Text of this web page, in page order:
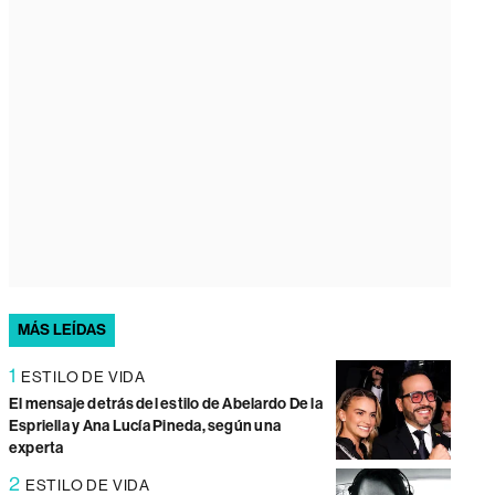
MÁS LEÍDAS
1 ESTILO DE VIDA
El mensaje detrás del estilo de Abelardo De la
Espriella y Ana Lucía Pineda, según una
experta
2 ESTILO DE VIDA